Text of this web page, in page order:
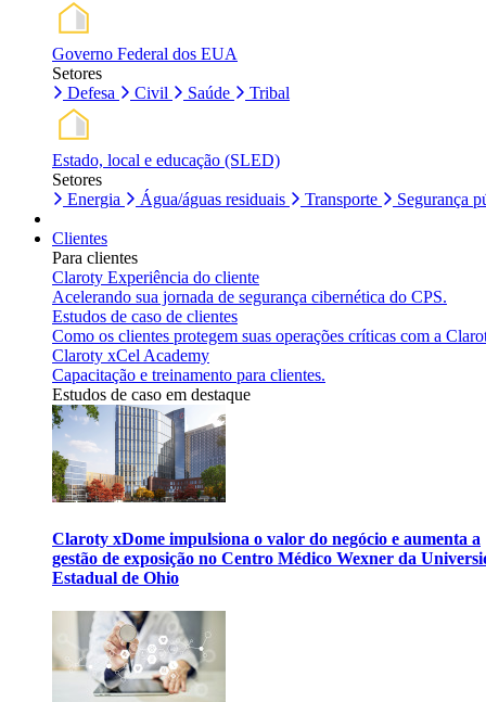
Governo Federal dos EUA
Setores
Defesa
Civil Saúde Tribal
Estado, local e educação (SLED)
Setores
Energia
Água/águas residuais Transporte Segurança
Clientes
Para clientes
Claroty Experiência do cliente
Acelerando sua jornada de segurança cibernética do CPS.
Estudos de caso de clientes
Como os clientes protegem suas operações críticas com a
Claroty xCel Academy
Capacitação e treinamento para clientes.
Estudos de caso em destaque
Claroty xDome impulsiona o valor do negócio e aumenta a
gestão de exposição no Centro Médico Wexner da
Estadual de Ohio